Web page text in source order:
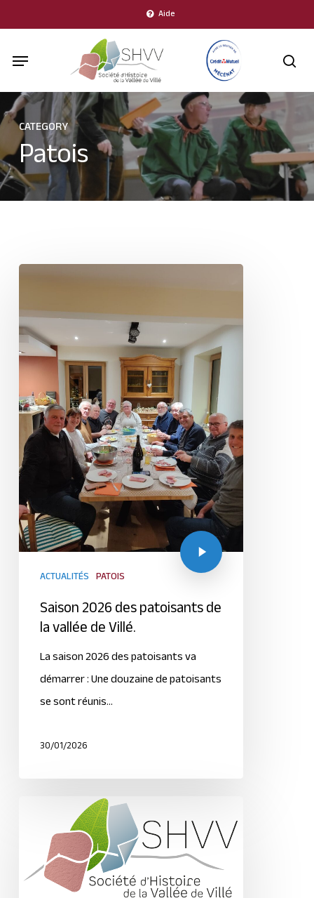
to
main
Aide
Menu
CATEGORY
Patois
ACTUALITÉS PATOIS
Saison 2026 des patoisants de
la vallée de Villé.
La saison 2026 des patoisants va
démarrer : Une douzaine de patoisants
se sont réunis…
30/01/2026